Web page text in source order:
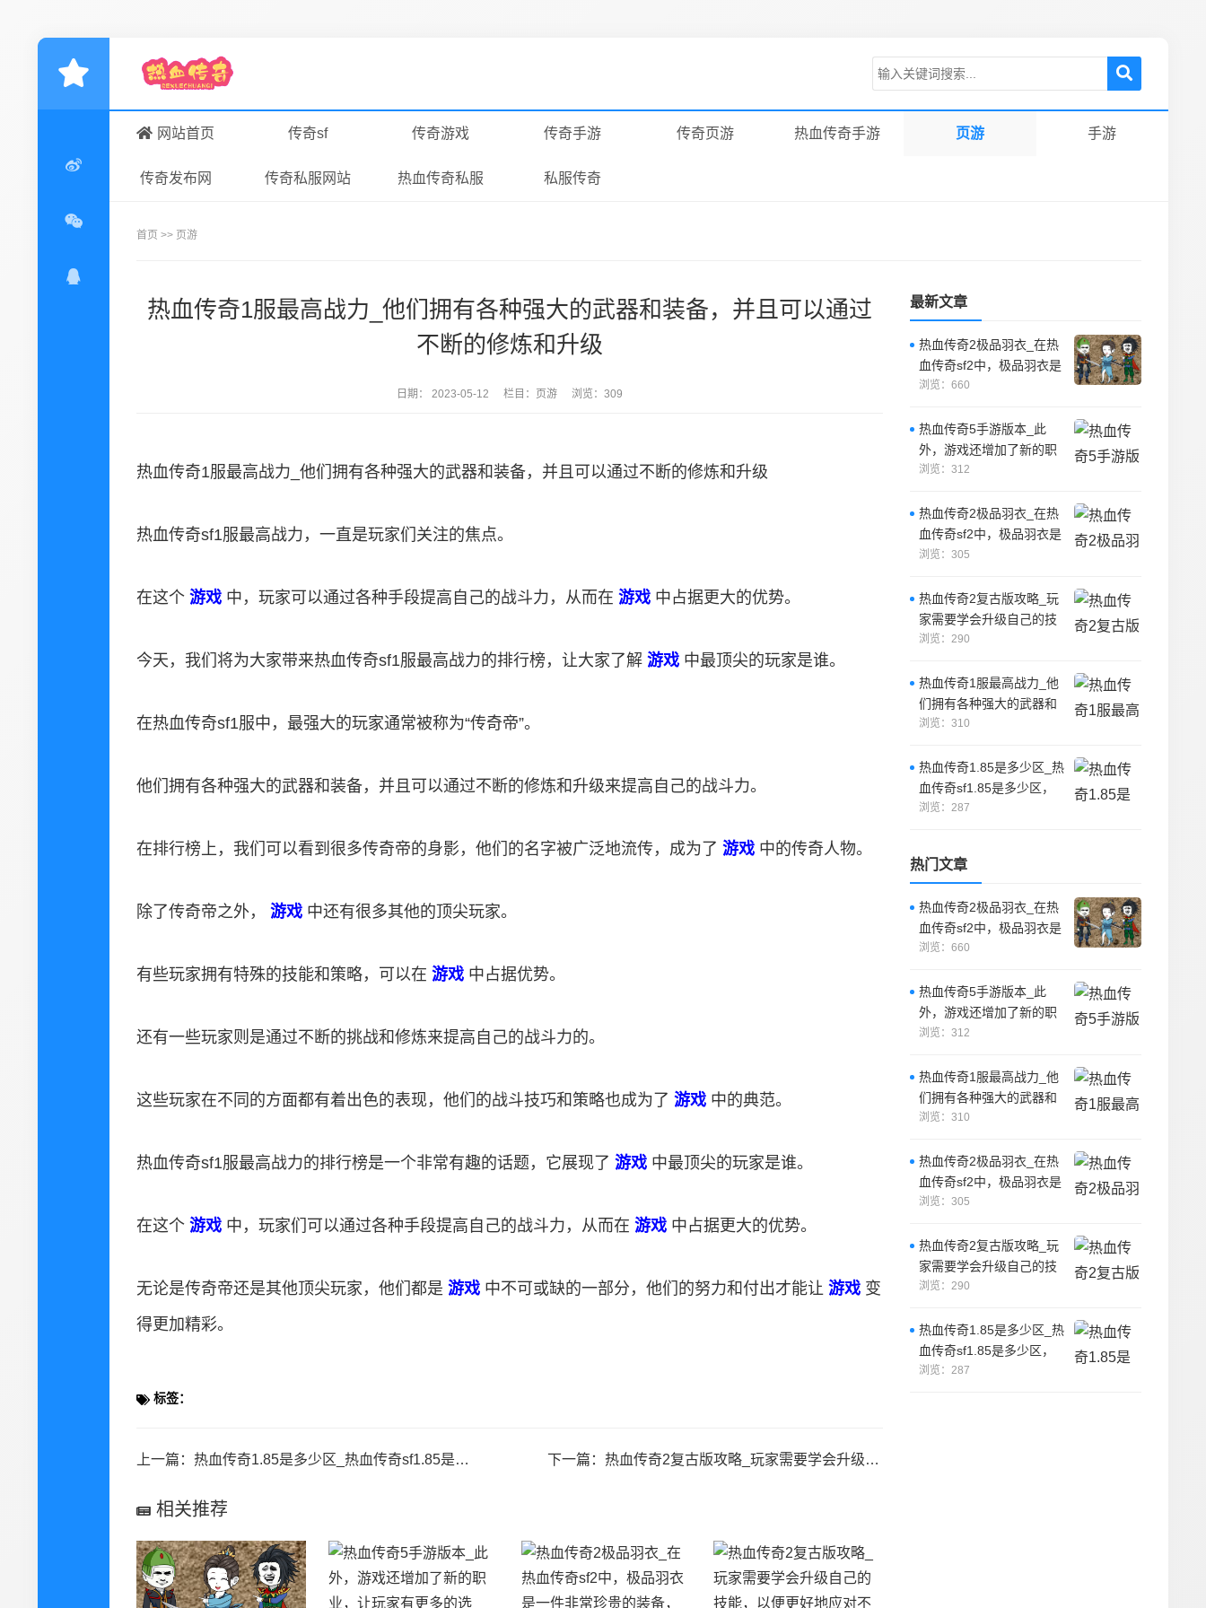
网站首页 传奇sf 传奇游戏 传奇手游 传奇页游 热血传奇手游 页游 手游
传奇发布网 传奇私服网站 热血传奇私服 私服传奇
首页 >> 页游
热血传奇1服最高战力_他们拥有各种强大的武器和装备，并且可以通过
不断的修炼和升级
日期：2023-05-12 栏目： 页游 浏览：309
热血传奇1服最高战力_他们拥有各种强大的武器和装备，并且可以通过不断的修炼和升级
热血传奇sf1服最高战力，一直是玩家们关注的焦点。
在这个 游戏 中，玩家可以通过各种手段提高自己的战斗力，从而在 游戏 中占据更大的优势。
今天，我们将为大家带来热血传奇sf1服最高战力的排行榜，让大家了解 游戏 中最顶尖的玩家是谁。
在热血传奇sf1服中，最强大的玩家通常被称为“传奇帝”。
他们拥有各种强大的武器和装备，并且可以通过不断的修炼和升级来提高自己的战斗力。
在排行榜上，我们可以看到很多传奇帝的身影，他们的名字被广泛地流传，成为了 游戏 中的传奇人物。
除了传奇帝之外， 游戏 中还有很多其他的顶尖玩家。
有些玩家拥有特殊的技能和策略，可以在 游戏 中占据优势。
还有一些玩家则是通过不断的挑战和修炼来提高自己的战斗力的。
这些玩家在不同的方面都有着出色的表现，他们的战斗技巧和策略也成为了 游戏 中的典范。
热血传奇sf1服最高战力的排行榜是一个非常有趣的话题，它展现了 游戏 中最顶尖的玩家是谁。
在这个 游戏 中，玩家们可以通过各种手段提高自己的战斗力，从而在 游戏 中占据更大的优势。
无论是传奇帝还是其他顶尖玩家，他们都是 游戏 中不可或缺的一部分，他们的努力和付出才能让 游戏 变
得更加精彩。
标签：
上一篇： 热血传奇1.85是多少区_热血传奇sf1.85是多少区，这是一个非常受欢迎的游戏 下一篇： 热血传奇2复古版攻略_玩家需要学会升级自己的技能，以便更好地应对不同的游戏场景。
相关推荐
最新文章
热血传奇2极品羽衣_在热
血传奇sf2中，极品羽衣是
一件非常珍贵的装备，它
浏览：660
热血传奇5手游版本_此
外，游戏还增加了新的职
业，让玩家有更多的选
浏览：312
热血传奇2极品羽衣_在热
血传奇sf2中，极品羽衣是
一件非常珍贵的装备，它
浏览：305
热血传奇2复古版攻略_玩
家需要学会升级自己的技
能，以便更好地应对不同
浏览：290
热血传奇1服最高战力_他
们拥有各种强大的武器和
装备，并且可以通过不断
浏览：310
热血传奇1.85是多少区_热
血传奇sf1.85是多少区，
这是一个非常受欢迎的游
浏览：287
热门文章
热血传奇2极品羽衣_在热
血传奇sf2中，极品羽衣是
一件非常珍贵的装备，它
浏览：660
热血传奇5手游版本_此
外，游戏还增加了新的职
业，让玩家有更多的选
浏览：312
热血传奇1服最高战力_他
们拥有各种强大的武器和
装备，并且可以通过不断
浏览：310
热血传奇2极品羽衣_在热
血传奇sf2中，极品羽衣是
一件非常珍贵的装备，它
浏览：305
热血传奇2复古版攻略_玩
家需要学会升级自己的技
能，以便更好地应对不同
浏览：290
热血传奇1.85是多少区_热
血传奇sf1.85是多少区，
这是一个非常受欢迎的游
浏览：287